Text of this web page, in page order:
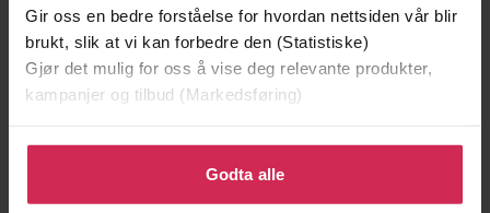
Gir oss en bedre forståelse for hvordan nettsiden vår blir
brukt, slik at vi kan forbedre den (Statistiske)
Gjør det mulig for oss å vise deg relevante produkter,
kampanjer og tilbud (Markedsføring)
Klikk på «Godta alle» for å gi oss ditt samtykke til å
bruke cookies for alle disse formålene. Du kan også
tilpasse ditt samtykke til spesifikke formål ved å klikke
Godta alle
Undertittel Memories, moments and declarations
Forlag Hodder & Stoughton